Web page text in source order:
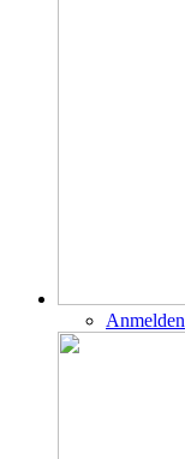
Anmelden